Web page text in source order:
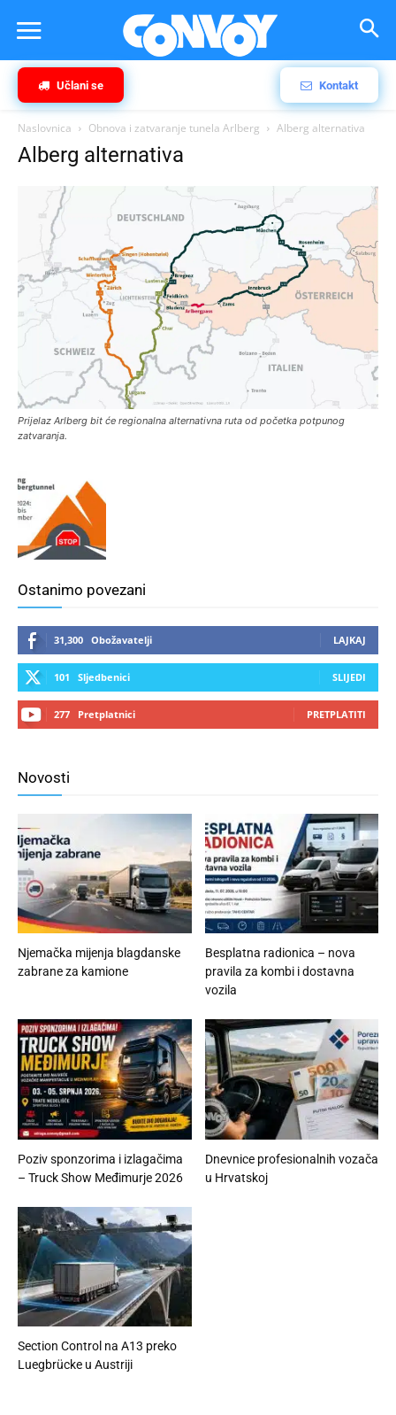
Učlani se Kontakt
Naslovnica Obnova i zatvaranje tunela Arlberg Alberg alternativa
Alberg alternativa
Prijelaz Arlberg bit će regionalna alternativna ruta od početka potpunog
zatvaranja.
Ostanimo povezani
31,300 Obožavatelji LAJKAJ
101 Sljedbenici SLIJEDI
277 Pretplatnici PRETPLATITI
Novosti
Njemačka mijenja blagdanske
zabrane za kamione
Besplatna radionica – nova
pravila za kombi i dostavna
vozila
Poziv sponzorima i izlagačima
– Truck Show Međimurje 2026
Dnevnice profesionalnih vozača
u Hrvatskoj
Section Control na A13 preko
Luegbrücke u Austriji